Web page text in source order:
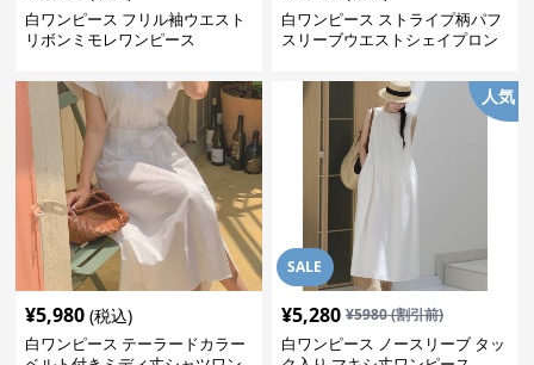
白ワンピース フリル袖ウエスト
リボンミモレワンピース
白ワンピース ストライプ柄パフ
スリーブウエストシェイプロン
¥5,980 (税込)
白ワンピース テーラードカラー
SALE
人気
¥5,280 ¥5980(割引前)
白ワンピース ノースリーブ タッ